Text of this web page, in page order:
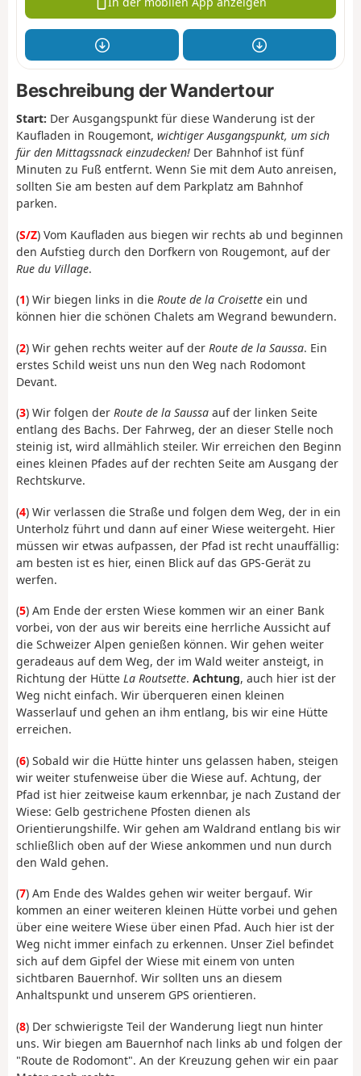
Beschreibung der Wandertour
Start: Der Ausgangspunkt für diese Wanderung ist der
Kaufladen in Rougemont, wichtiger Ausgangspunkt, um sich
für den Mittagssnack einzudecken! Der Bahnhof ist fünf
Minuten zu Fuß entfernt. Wenn Sie mit dem Auto anreisen,
sollten Sie am besten auf dem Parkplatz am Bahnhof
parken.
(S/Z) Vom Kaufladen aus biegen wir rechts ab und beginnen
den Aufstieg durch den Dorfkern von Rougemont, auf der
Rue du Village.
(1) Wir biegen links in die Route de la Croisette ein und
können hier die schönen Chalets am Wegrand bewundern.
(2) Wir gehen rechts weiter auf der Route de la Saussa. Ein
erstes Schild weist uns nun den Weg nach Rodomont
Devant.
(3) Wir folgen der Route de la Saussa auf der linken Seite
entlang des Bachs. Der Fahrweg, der an dieser Stelle noch
steinig ist, wird allmählich steiler. Wir erreichen den Beginn
eines kleinen Pfades auf der rechten Seite am Ausgang der
Rechtskurve.
(4) Wir verlassen die Straße und folgen dem Weg, der in ein
Unterholz führt und dann auf einer Wiese weitergeht. Hier
müssen wir etwas aufpassen, der Pfad ist recht unauffällig:
am besten ist es hier, einen Blick auf das GPS-Gerät zu
werfen.
(5) Am Ende der ersten Wiese kommen wir an einer Bank
vorbei, von der aus wir bereits eine herrliche Aussicht auf
die Schweizer Alpen genießen können. Wir gehen weiter
geradeaus auf dem Weg, der im Wald weiter ansteigt, in
Richtung der Hütte La Routsette. Achtung, auch hier ist der
Weg nicht einfach. Wir überqueren einen kleinen
Wasserlauf und gehen an ihm entlang, bis wir eine Hütte
erreichen.
(6) Sobald wir die Hütte hinter uns gelassen haben, steigen
wir weiter stufenweise über die Wiese auf. Achtung, der
Pfad ist hier zeitweise kaum erkennbar, je nach Zustand der
Wiese: Gelb gestrichene Pfosten dienen als
Orientierungshilfe. Wir gehen am Waldrand entlang bis wir
schließlich oben auf der Wiese ankommen und nun durch
den Wald gehen.
(7) Am Ende des Waldes gehen wir weiter bergauf. Wir
kommen an einer weiteren kleinen Hütte vorbei und gehen
über eine weitere Wiese über einen Pfad. Auch hier ist der
Weg nicht immer einfach zu erkennen. Unser Ziel befindet
sich auf dem Gipfel der Wiese mit einem von unten
sichtbaren Bauernhof. Wir sollten uns an diesem
Anhaltspunkt und unserem GPS orientieren.
(8) Der schwierigste Teil der Wanderung liegt nun hinter
uns. Wir biegen am Bauernhof nach links ab und folgen der
"Route de Rodomont". An der Kreuzung gehen wir ein paar